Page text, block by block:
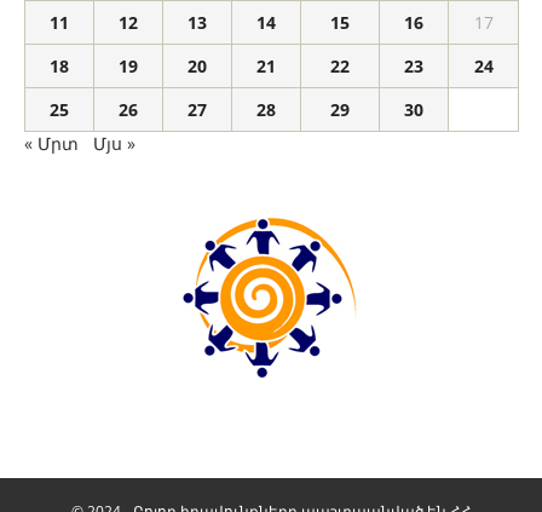
11
12 13 14 15 16
17
18
19 20 21 22 23
24
25
26 27 28 29
30
« Մրտ
Մյս »